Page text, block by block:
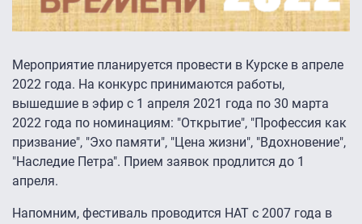
Мероприятие планируется провести в Курске в апреле
2022 года. На конкурс принимаются работы,
вышедшие в эфир с 1 апреля 2021 года по 30 марта
2022 года по номинациям: "Открытие", "Профессия как
призвание", "Эхо памяти", "Цена жизни", "Вдохновение",
"Наследие Петра". Прием заявок продлится до 1
апреля.
Напомним, фестиваль проводится НАТ с 2007 года в